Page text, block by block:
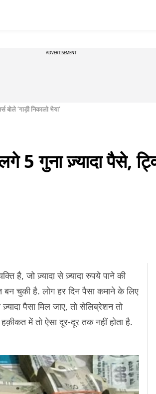
ADVERTISEMENT
‘गाड़ी निकालो भैया’
गुना ज़्यादा पैसे,
है, जो ज़्यादा से ज़्यादा रुपये पाने की
बन चुकी है. लोग हर दिन पैसा कमाने के लिए
पैसा मिल जाए, तो सेलिब्रेशन तो
में तो ऐसा दूर-दूर तक नहीं होता है.